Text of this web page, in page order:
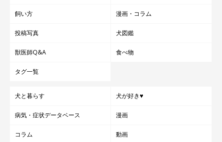
飼い方 漫画・コラム
投稿写真 犬図鑑
獣医師Q&A 食べ物
タグ一覧
犬と暮らす 犬が好き♥
病気・症状データベース 漫画
コラム 動画